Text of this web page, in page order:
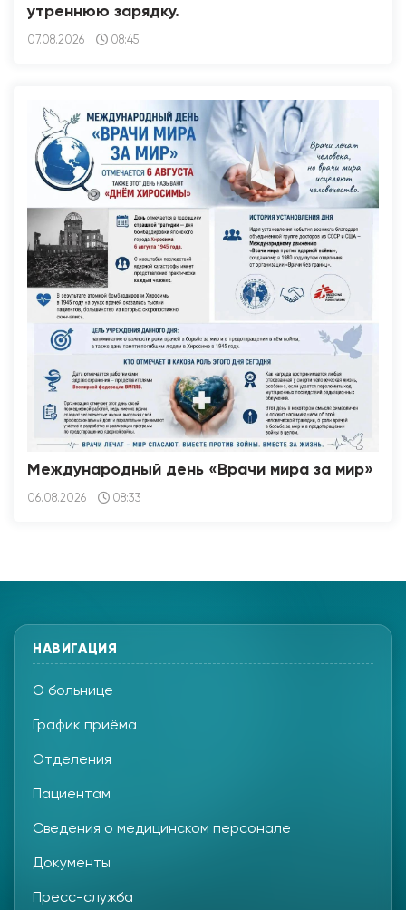
утреннюю зарядку.
07.08.2026 08:45
Международный день «Врачи мира за мир»
06.08.2026 08:33
НАВИГАЦИЯ
О больнице
График приёма
Отделения
Пациентам
Сведения о медицинском персонале
Документы
Пресс-служба